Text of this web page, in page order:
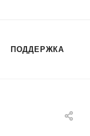
ПОДДЕРЖКА